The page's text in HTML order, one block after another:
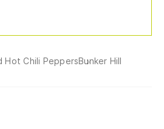
Hot Chili PeppersBunker Hill